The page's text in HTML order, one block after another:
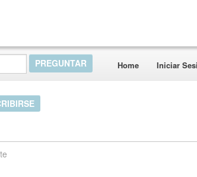
Home Iniciar